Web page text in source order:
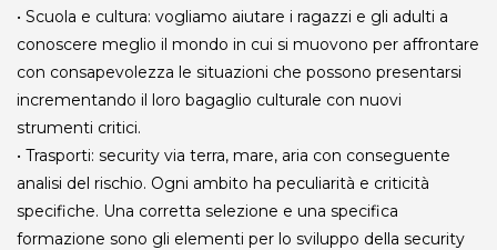
• Scuola e cultura: vogliamo aiutare i ragazzi e gli adulti a
conoscere meglio il mondo in cui si muovono per affrontare
con consapevolezza le situazioni che possono presentarsi
incrementando il loro bagaglio culturale con nuovi
strumenti critici.
• Trasporti: security via terra, mare, aria con conseguente
analisi del rischio. Ogni ambito ha peculiarità e criticità
specifiche. Una corretta selezione e una specifica
formazione sono gli elementi per lo sviluppo della security